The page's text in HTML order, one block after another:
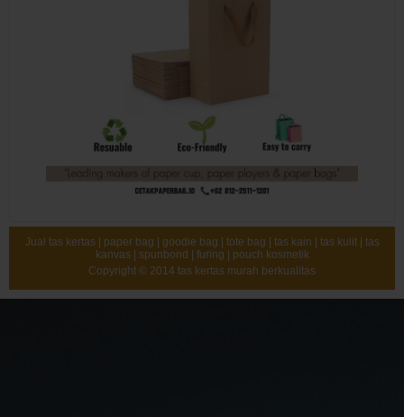
Jual tas kertas | paper bag | goodie bag | tote bag | tas kain | tas kulit | tas
kanvas | spunbond | furing | pouch kosmetik
Copyright © 2014 tas kertas murah berkualitas